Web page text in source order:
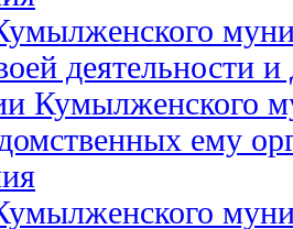
деятельности
Кумылженского
ему